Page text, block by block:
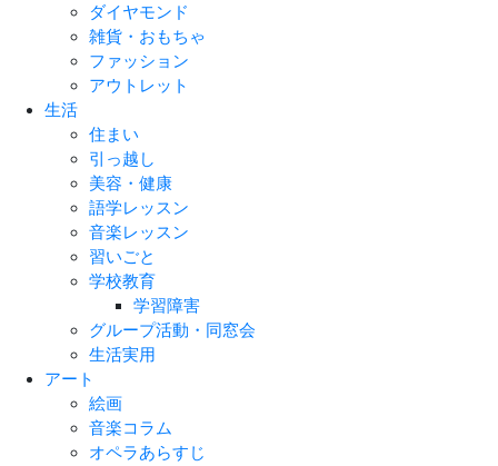
ダイヤモンド
雑貨・おもちゃ
ファッション
アウトレット
生活
住まい
引っ越し
美容・健康
語学レッスン
音楽レッスン
習いごと
学校教育
学習障害
グループ活動・同窓会
生活実用
アート
絵画
音楽コラム
オペラあらすじ